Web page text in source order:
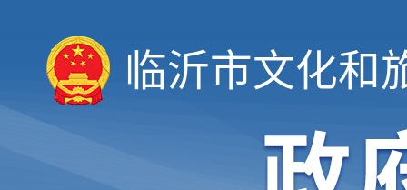
临沂市文化和